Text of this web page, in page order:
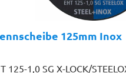
125mm Inox
125-1,0 SG X-LOCK/